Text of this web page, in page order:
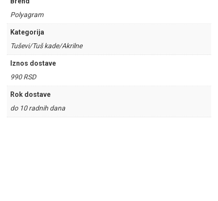
Polyagram
Kategorija
Tuševi/Tuš kade/Akrilne
Iznos dostave
990 RSD
Rok dostave
do 10 radnih dana